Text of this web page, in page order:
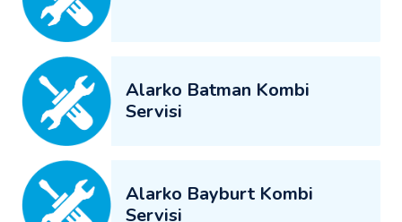
Alarko Batman Kombi
Servisi
Alarko Bayburt Kombi
Servisi